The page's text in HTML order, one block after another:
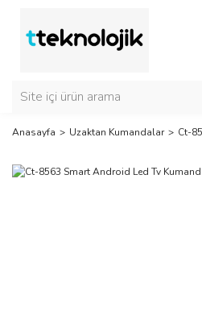
Anasayfa Uzaktan Kumandalar Ct-